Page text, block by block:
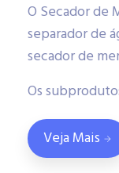
O Secador de
separador de
secador de
Os
Veja Mais